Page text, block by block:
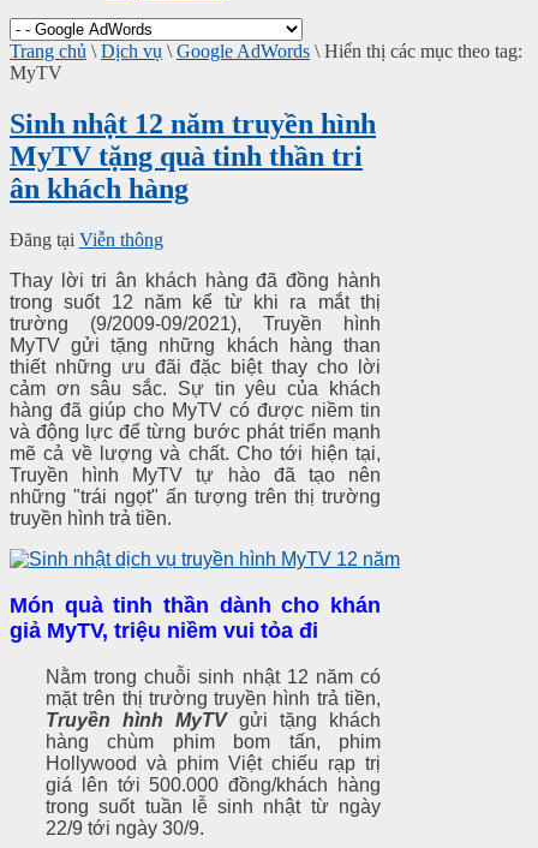
Trang chủ \ Dịch vụ \ Google AdWords \ Hiển thị các mục theo tag:
MyTV
Sinh nhật 12 năm truyền hình
MyTV tặng quà tinh thần tri
ân khách hàng
Đăng tại Viễn thông
Thay lời tri ân khách hàng đã đồng hành
trong suốt 12 năm kể từ khi ra mắt thị
trường (9/2009-09/2021), Truyền hình
MyTV gửi tặng những khách hàng than
thiết những ưu đãi đặc biệt thay cho lời
cảm ơn sâu sắc. Sự tin yêu của khách
hàng đã giúp cho MyTV có được niềm tin
và động lực để từng bước phát triển mạnh
mẽ cả về lượng và chất. Cho tới hiện tại,
Truyền hình MyTV tự hào đã tạo nên
những "trái ngọt" ấn tượng trên thị trường
truyền hình trả tiền.
Món quà tinh thần dành cho khán
giả MyTV, triệu niềm vui tỏa đi
Nằm trong chuỗi sinh nhật 12 năm có
mặt trên thị trường truyền hình trả tiền,
Truyền hình MyTVgửi tặng khách
hàng chùm phim bom tấn, phim
Hollywood và phim Việt chiếu rạp trị
giá lên tới 500.000 đồng/khách hàng
trong suốt tuần lễ sinh nhật từ ngày
22/9 tới ngày 30/9.